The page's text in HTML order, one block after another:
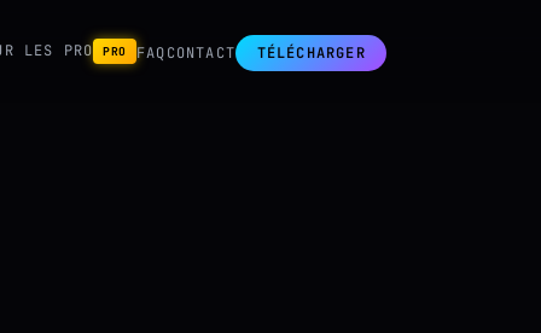
LES PRO PRO FAQCONTACT TÉLÉCHARGER